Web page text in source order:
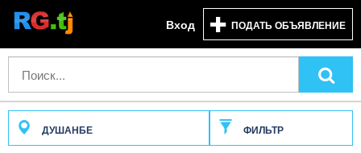
Вход ПОДАТЬ ОБЪЯВЛЕНИЕ
ДУШАНБЕ ФИЛЬТР